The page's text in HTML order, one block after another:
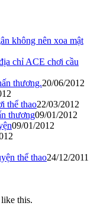
không nên xoa mật
chỉ ACE chơi cầu
thương.20/06/2012
thể thao22/03/2012
thương09/01/2012
09/01/2012
thể thao24/12/2011
like this.